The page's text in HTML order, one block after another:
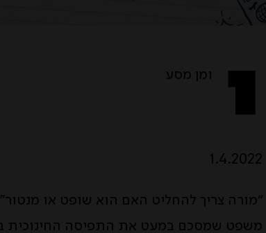
י ומן מסע
1.4.2022
“מורה צריך להחליט האם הוא שופט או מנטור”